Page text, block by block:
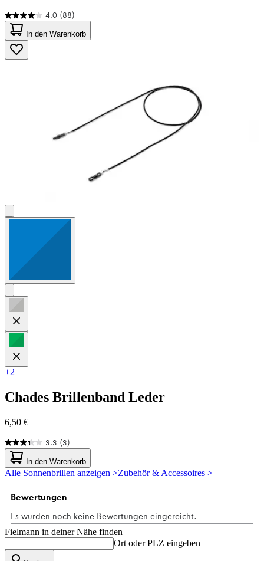
4.0 (88)
4.0
von
5
Sternen.
88
In den Warenkorb
+2
Chades Brillenband Leder
6,50 €
3.3 (3)
3.3
von
5
Sternen.
Bewertungen
In den Warenkorb
Alle Sonnenbrillen anzeigen >Zubehör & Accessoires >
Fielmann in deiner Nähe finden
Ort oder PLZ eingeben